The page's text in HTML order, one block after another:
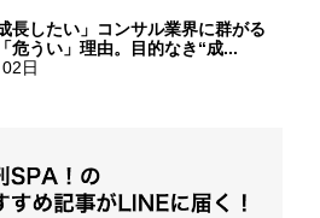
長したい」コンサル業界に群がる
危うい」理由。目的なき“成...
日